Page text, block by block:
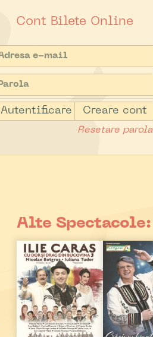
Cont Bilete Online
Autentificare Creare cont
Resetare parola
Alte Spectacole: